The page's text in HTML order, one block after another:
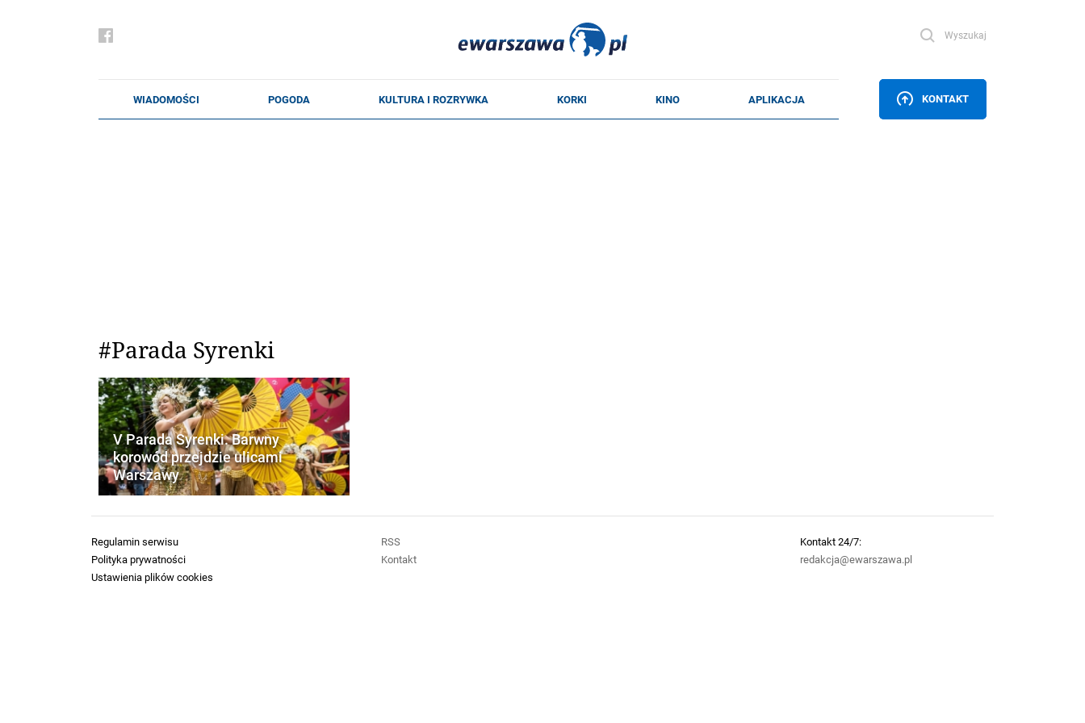
Wyszukaj
KONTAKT
#Parada Syrenki
V Parada Syrenki. Barwny
korowód przejdzie ulicami
Warszawy
Regulamin serwisu
Polityka prywatności
Ustawienia plików cookies
RSS
Kontakt
Kontakt 24/7:
redakcja@ewarszawa.pl